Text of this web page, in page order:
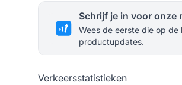
Schrijf je in voor onze
Wees de eerste die op
productupdates.
Verkeersstatistieken